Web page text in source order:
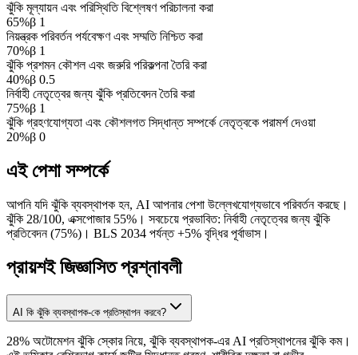
ঝুঁকি মূল্যায়ন এবং পরিস্থিতি বিশ্লেষণ পরিচালনা করা
65%β 1
নিয়ন্ত্রক পরিবর্তন পর্যবেক্ষণ এবং সম্মতি নিশ্চিত করা
70%β 1
ঝুঁকি প্রশমন কৌশল এবং জরুরি পরিকল্পনা তৈরি করা
40%β 0.5
নির্বাহী নেতৃত্বের জন্য ঝুঁকি প্রতিবেদন তৈরি করা
75%β 1
ঝুঁকি গ্রহণযোগ্যতা এবং কৌশলগত সিদ্ধান্ত সম্পর্কে নেতৃত্বকে পরামর্শ দেওয়া
20%β 0
এই পেশা সম্পর্কে
আপনি যদি ঝুঁকি ব্যবস্থাপক হন, AI আপনার পেশা উল্লেখযোগ্যভাবে পরিবর্তন করছে।
ঝুঁকি 28/100, এক্সপোজার 55%। সবচেয়ে প্রভাবিত: নির্বাহী নেতৃত্বের জন্য ঝুঁকি
প্রতিবেদন (75%)। BLS 2034 পর্যন্ত +5% বৃদ্ধির পূর্বাভাস।
প্রায়শই জিজ্ঞাসিত প্রশ্নাবলী
AI কি ঝুঁকি ব্যবস্থাপক-কে প্রতিস্থাপন করবে?
28% অটোমেশন ঝুঁকি স্কোর নিয়ে, ঝুঁকি ব্যবস্থাপক-এর AI প্রতিস্থাপনের ঝুঁকি কম।